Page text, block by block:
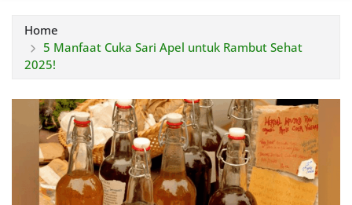
Home
5 Manfaat Cuka Sari Apel untuk Rambut Sehat
2025!